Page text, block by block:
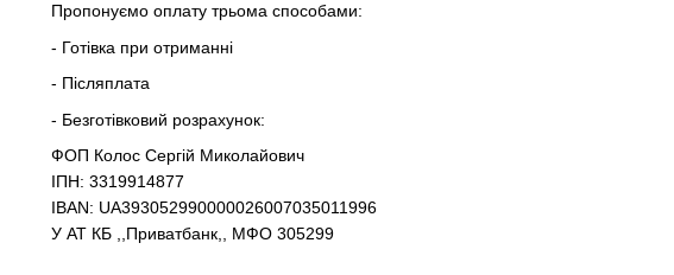
Пропонуємо оплату трьома способами:
- Готівка при отриманні
- Післяплата
- Безготівковий розрахунок:
ФОП Колос Сергій Миколайович
ІПН: 3319914877
IBAN: UA393052990000026007035011996
У АТ КБ ,,Приватбанк,, МФО 305299